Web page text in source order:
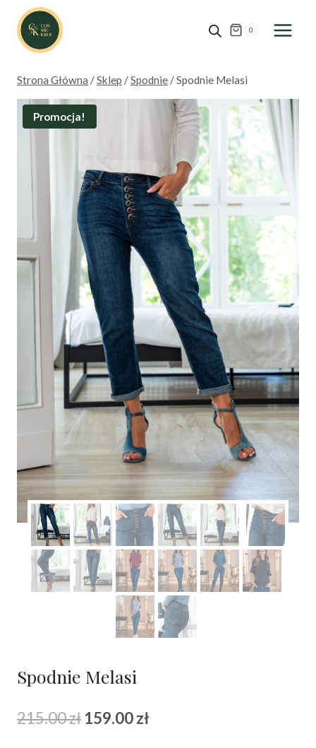
Przejdź
treści
0
Strona Główna /Sklep /Spodnie /Spodnie Melasi
Promocja!
Spodnie Melasi
215.00zł Pierwotna
159.00zł